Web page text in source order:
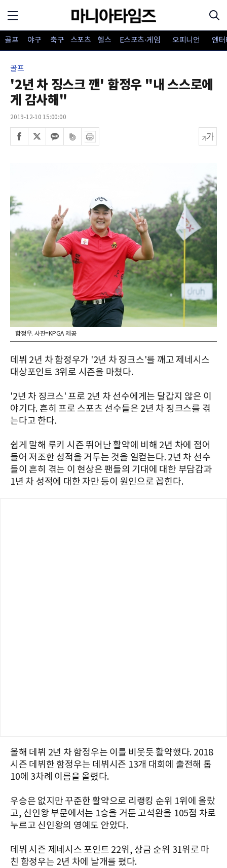
골프 야구 축구 스포츠 헬스 E스포츠·게임 오피니언 엔
골프
'2년 차 징스크 깬' 함정우 "내 스스로에
게 감사해"
2019-12-10 15:00:00
함정우. 사진=KPGA 제공
데뷔 2년 차 함정우가 '2년 차 징크스'를 깨고 제네시스
대상포인트 3위로 시즌을 마쳤다.
'2년 차 징크스' 프로 2년 차 선수에게는 달갑지 않은 이
야기다. 흔히 프로 스포츠 선수들은 2년 차 징크스를 겪
는다고 한다.
쉽게 말해 루키 시즌 뛰어난 활약에 비해 2년 차에 접어
들어 저조한 성적을 거두는 것을 일컫는다. 2년 차 선수
들이 흔히 겪는 이 현상은 팬들의 기대에 대한 부담감과
1년 차 성적에 대한 자만 등이 원인으로 꼽힌다.
올해 데뷔 2년 차 함정우는 이를 비웃듯 활약했다. 2018
시즌 데뷔한 함정우는 데뷔시즌 13개 대회에 출전해 톱
10에 3차례 이름을 올렸다.
우승은 없지만 꾸준한 활약으로 리랭킹 순위 1위에 올랐
고, 신인왕 부문에서는 1승을 거둔 고석완을 105점 차로
누르고 신인왕의 영예도 안았다.
데뷔 시즌 제네시스 포인트 22위, 상금 순위 31위로 마
친 함정우는 2년 차에 날개를 폈다.